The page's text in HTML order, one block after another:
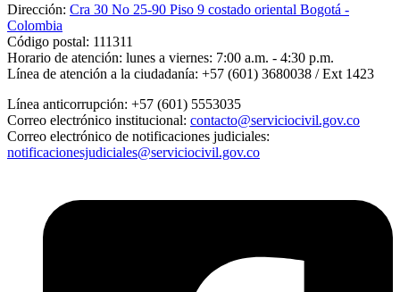
Dirección: Cra 30 No 25-90 Piso 9 costado oriental Bogotá -
Colombia
Código postal: 111311
Horario de atención: lunes a viernes: 7:00 a.m. - 4:30 p.m.
Línea de atención a la ciudadanía: +57 (601) 3680038 / Ext 1423
Línea anticorrupción: +57 (601) 5553035
Correo electrónico institucional: contacto@serviciocivil.gov.co
Correo electrónico de notificaciones judiciales:
notificacionesjudiciales@serviciocivil.gov.co